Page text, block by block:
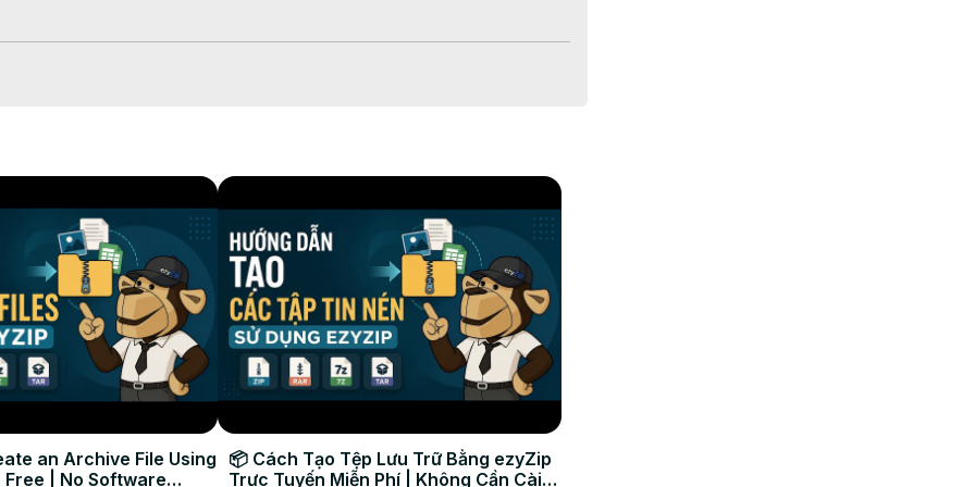
trabajo.
#ezyzip
an Archive File Using
Free | No Software
📦 Cách Tạo Tệp Lưu Trữ Bằng ezyZip
Trực Tuyến Miễn Phí | Không Cần Cài